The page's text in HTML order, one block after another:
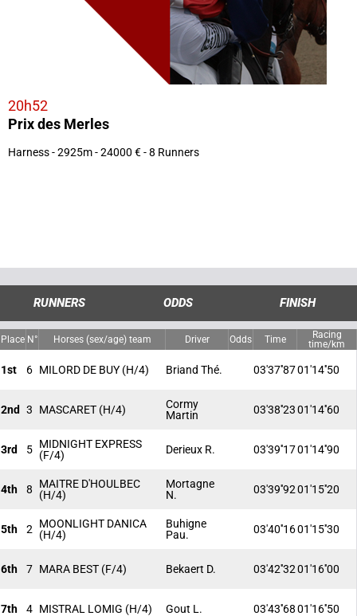
20h52
Prix des Merles
Harness - 2925m - 24000 € - 8 Runners
RUNNERS ODDS FINISH
Place N° Horses (sex/age) team Driver Odds Time
Racing
time/km
1st 6 MILORD DE BUY (H/4) Briand Thé. 03'37''8701'14''50
2nd 3 MASCARET (H/4)
Cormy
Martin
03'38''2301'14''60
3rd 5 MIDNIGHT EXPRESS
(F/4)
Derieux R. 03'39''1701'14''90
4th 8
MAITRE D'HOULBEC
(H/4)
Mortagne
N.
03'39''9201'15''20
5th 2
MOONLIGHT DANICA
(H/4)
Buhigne
Pau.
03'40''1601'15''30
6th 7 MARA BEST (F/4) Bekaert D. 03'42''3201'16''00
7th 4 MISTRAL LOMIG (H/4) Gout L. 03'43''6801'16''50